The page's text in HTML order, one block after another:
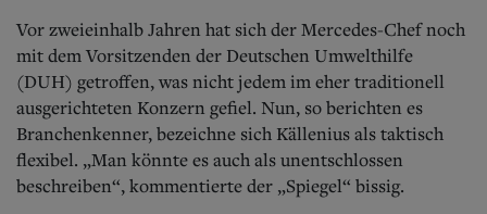
Vor zweieinhalb Jahren hat sich der Mercedes-Chef noch
mit dem Vorsitzenden der Deutschen Umwelthilfe
(DUH) getroffen, was nicht jedem im eher traditionell
ausgerichteten Konzern gefiel. Nun, so berichten es
Branchenkenner, bezeichne sich Källenius als taktisch
flexibel. „Man könnte es auch als unentschlossen
beschreiben“, kommentierte der „Spiegel“ bissig.